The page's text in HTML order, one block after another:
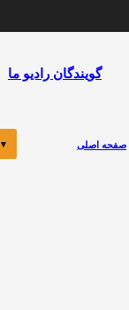
گویندگان رادیو ما
صفحه اصلی